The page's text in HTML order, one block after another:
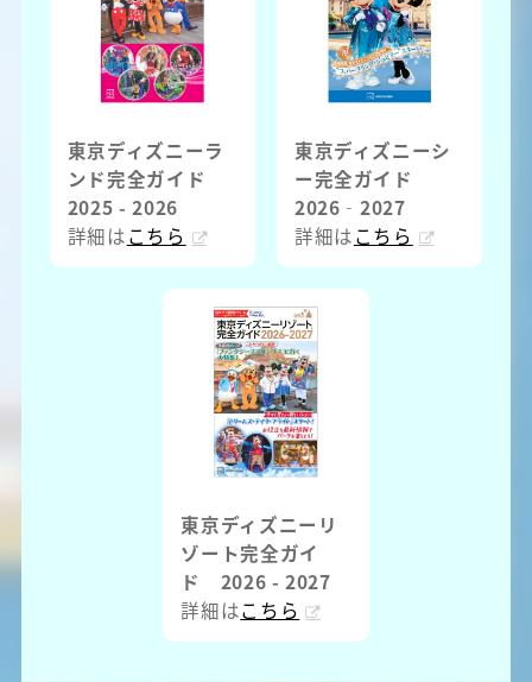
東京ディズニーラ
ンド完全ガイド
2025 - 2026
詳細はこちら
東京ディズニーシ
ー完全ガイド
2026‐2027
詳細はこちら
東京ディズニーリ
ゾート完全ガイ
ド 2026 - 2027
詳細はこちら